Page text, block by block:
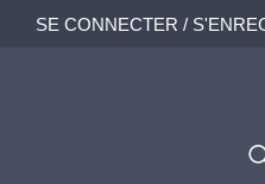
SE CONNECTER /